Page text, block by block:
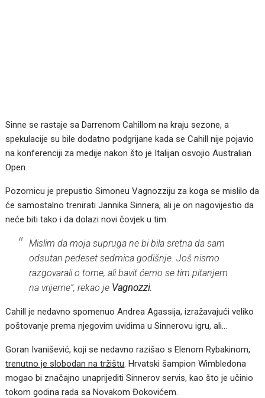
Sinne se rastaje sa Darrenom Cahillom na kraju sezone, a
spekulacije su bile dodatno podgrijane kada se Cahill nije pojavio
na konferenciji za medije nakon što je Italijan osvojio Australian
Open.
Pozornicu je prepustio Simoneu Vagnozziju za koga se mislilo da
će samostalno trenirati Jannika Sinnera, ali je on nagovijestio da
neće biti tako i da dolazi novi čovjek u tim.
Mislim da moja supruga ne bi bila sretna da sam
odsutan pedeset sedmica godišnje. Još nismo
razgovarali o tome, ali bavit ćemo se tim pitanjem
na vrijeme”, rekao je Vagnozzi.
Cahill je nedavno spomenuo Andrea Agassija, izražavajući veliko
poštovanje prema njegovim uvidima u Sinnerovu igru, ali…
Goran Ivanišević, koji se nedavno razišao s Elenom Rybakinom,
trenutno je slobodan na tržištu . Hrvatski šampion Wimbledona
mogao bi značajno unaprijediti Sinnerov servis, kao što je učinio
tokom godina rada sa Novakom Đokovićem.